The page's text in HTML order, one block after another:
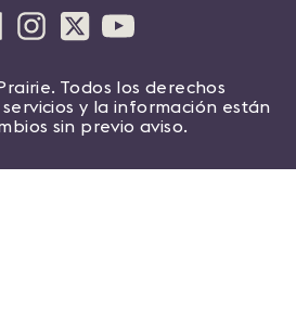
Todos los derechos
y la información están
sin previo aviso.